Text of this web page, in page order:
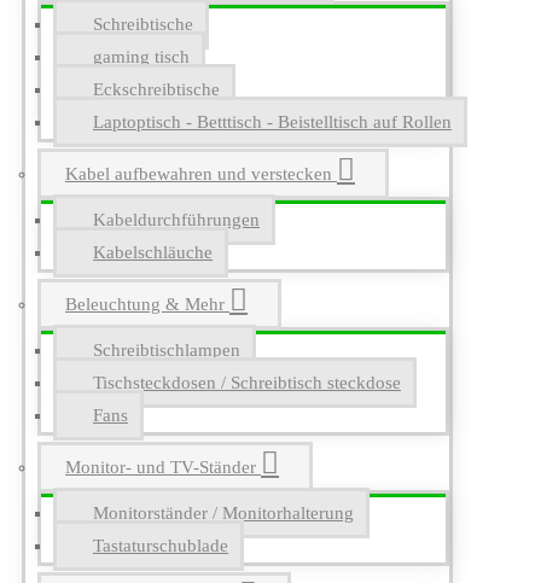
Schreibtische
gaming tisch
Eckschreibtische
Laptoptisch - Betttisch - Beistelltisch auf Rollen
Kabel aufbewahren und verstecken
Kabeldurchführungen
Kabelschläuche
Beleuchtung & Mehr
Schreibtischlampen
Tischsteckdosen / Schreibtisch steckdose
Fans
Monitor- und TV-Ständer
Monitorständer / Monitorhalterung
Tastaturschublade